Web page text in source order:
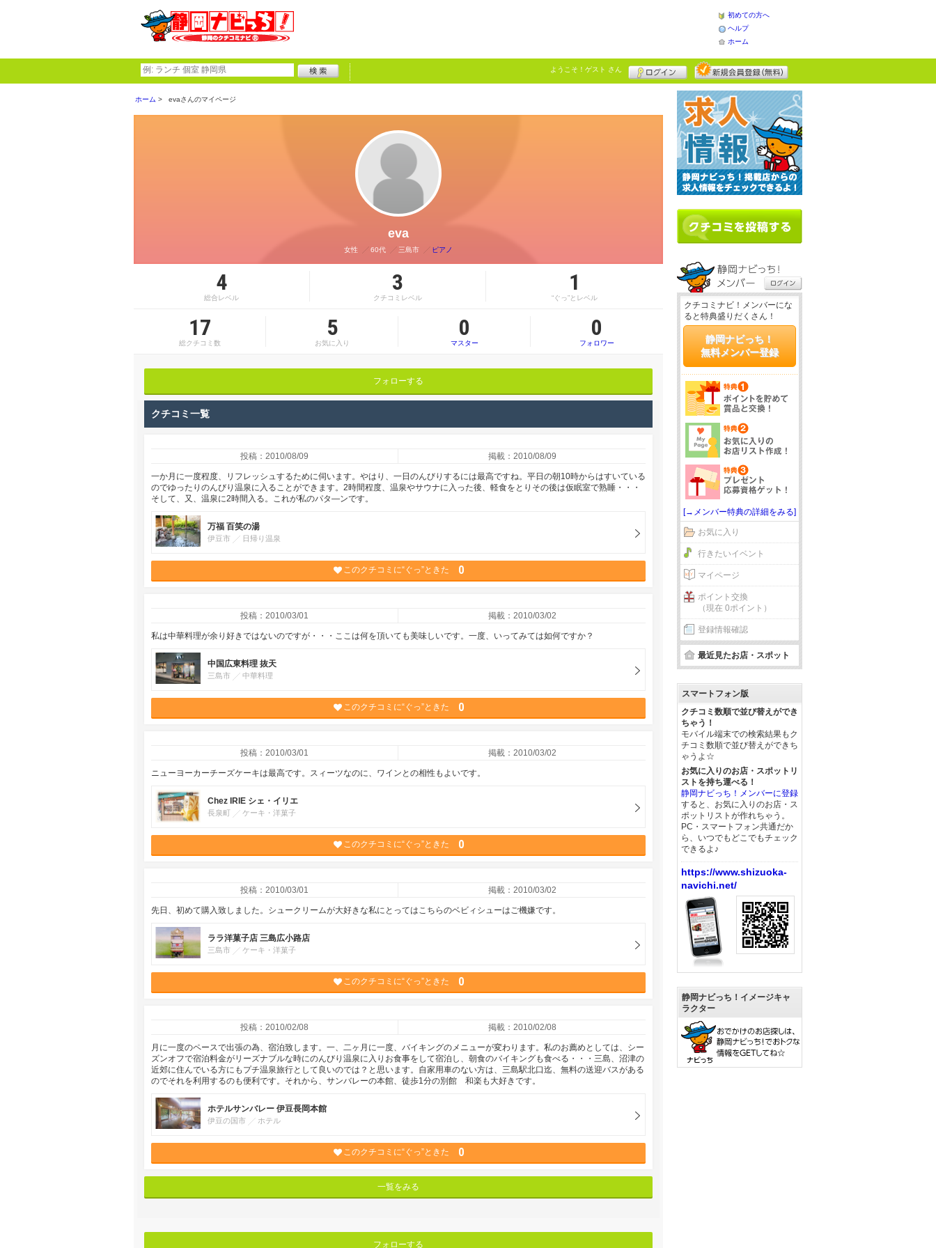
初めての方へ
ヘルプ
ホーム
ようこそ！ ゲスト さん
ホーム evaさんのマイページ
eva
女性 60代 三島市 ピアノ
4
総合レベル
3
クチコミレベル
1
“ぐっ”とレベル
17
総クチコミ数
5
お気に入り
0
マスター
0
フォロワー
フォローする
クチコミ一覧
投稿：2010/08/09 掲載：2010/08/09
一か月に一度程度、リフレッシュするために伺います。やはり、一日のんびりするには最高ですね。平日の朝10時からはすいている
のでゆったりのんびり温泉に入ることができます。2時間程度、温泉やサウナに入った後、軽食をとりその後は仮眠室で熟睡・・・
そして、又、温泉に2時間入る。これが私のパタ―ンです。
万福 百笑の湯
伊豆市 日帰り温泉
このクチコミに“ぐっ”ときた 0
投稿：2010/03/01 掲載：2010/03/02
私は中華料理が余り好きではないのですが・・・ここは何を頂いても美味しいです。一度、いってみては如何ですか？
中国広東料理 抜天
三島市 中華料理
このクチコミに“ぐっ”ときた 0
投稿：2010/03/01 掲載：2010/03/02
ニューヨーカーチーズケーキは最高です。スィーツなのに、ワインとの相性もよいです。
Chez IRIE シェ・イリエ
長泉町 ケーキ・洋菓子
このクチコミに“ぐっ”ときた 0
投稿：2010/03/01 掲載：2010/03/02
先日、初めて購入致しました。シュークリームが大好きな私にとってはこちらのベビィシューはご機嫌です。
ララ洋菓子店 三島広小路店
三島市 ケーキ・洋菓子
このクチコミに“ぐっ”ときた 0
投稿：2010/02/08 掲載：2010/02/08
月に一度のペースで出張の為、宿泊致します。一、二ヶ月に一度、バイキングのメニューが変わります。私のお薦めとしては、シー
ズンオフで宿泊料金がリーズナブルな時にのんびり温泉に入りお食事をして宿泊し、朝食のバイキングも食べる・・・三島、沼津の
近郊に住んでいる方にもプチ温泉旅行として良いのでは？と思います。自家用車のない方は、三島駅北口迄、無料の送迎バスがある
のでそれを利用するのも便利です。それから、サンバレーの本館、徒歩1分の別館 和楽も大好きです。
ホテルサンバレー 伊豆長岡本館
伊豆の国市 ホテル
このクチコミに“ぐっ”ときた 0
一覧をみる
フォローする
クチコミナビ！メンバーにな
ると特典盛りだくさん！
静岡ナビっち！
無料メンバー登録
[→メンバー特典の詳細をみる]
お気に入り
行きたいイベント
マイページ
ポイント交換
（現在 0ポイント）
登録情報確認
最近見たお店・スポット
スマートフォン版
クチコミ数順で並び替えができ
ちゃう！
モバイル端末での検索結果もク
チコミ数順で並び替えができち
ゃうよ☆
お気に入りのお店・スポットリ
ストを持ち運べる！
静岡ナビっち！メンバーに登録
すると、お気に入りのお店・ス
ポットリストが作れちゃう。
PC・スマートフォン共通だか
ら、いつでもどこでもチェック
できるよ♪
https://www.shizuoka-
navichi.net/
静岡ナビっち！イメージキャ
ラクター